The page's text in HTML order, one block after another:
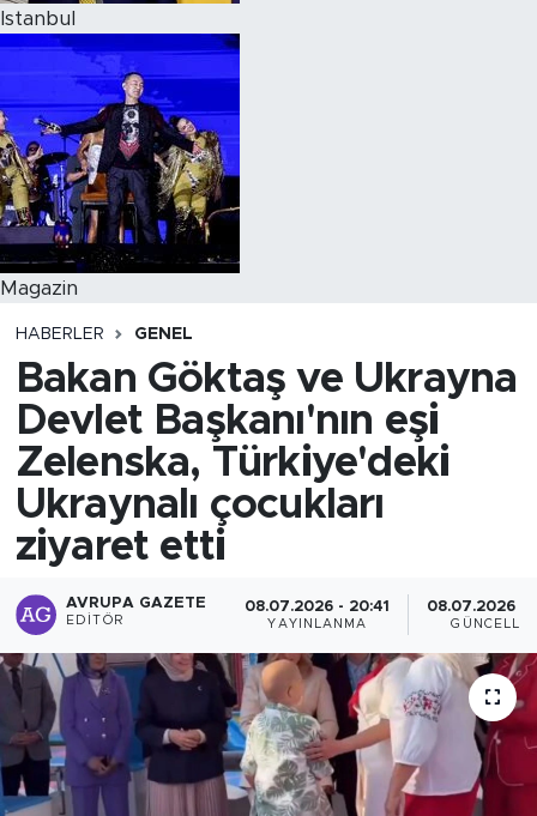
Istanbul
Magazin
HABERLER GENEL
Bakan Göktaş ve Ukrayna
Devlet Başkanı'nın eşi
Zelenska, Türkiye'deki
Ukraynalı çocukları
ziyaret etti
AVRUPA GAZETE
EDITÖR
08.07.2026 - 20:41
YAYINLANMA
08.07.2026 -